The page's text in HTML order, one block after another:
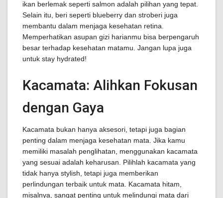
ikan berlemak seperti salmon adalah pilihan yang tepat.
Selain itu, beri seperti blueberry dan stroberi juga
membantu dalam menjaga kesehatan retina.
Memperhatikan asupan gizi harianmu bisa berpengaruh
besar terhadap kesehatan matamu. Jangan lupa juga
untuk stay hydrated!
Kacamata: Alihkan Fokusan
dengan Gaya
Kacamata bukan hanya aksesori, tetapi juga bagian
penting dalam menjaga kesehatan mata. Jika kamu
memiliki masalah penglihatan, menggunakan kacamata
yang sesuai adalah keharusan. Pilihlah kacamata yang
tidak hanya stylish, tetapi juga memberikan
perlindungan terbaik untuk mata. Kacamata hitam,
misalnya, sangat penting untuk melindungi mata dari